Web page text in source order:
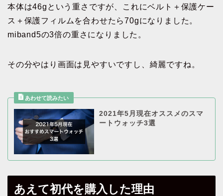
本体は46gという重さですが、これにベルト＋保護ケー
ス＋保護フィルムを合わせたら70gになりました。
miband5の3倍の重さになりました。
その分やはり画面は見やすいですし、綺麗ですね。
2021年5月現在オススメのスマ
ートウォッチ3選
あえて初代を購入した理由